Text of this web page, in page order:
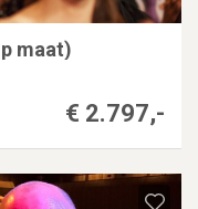
maat)
€ 2.797,-